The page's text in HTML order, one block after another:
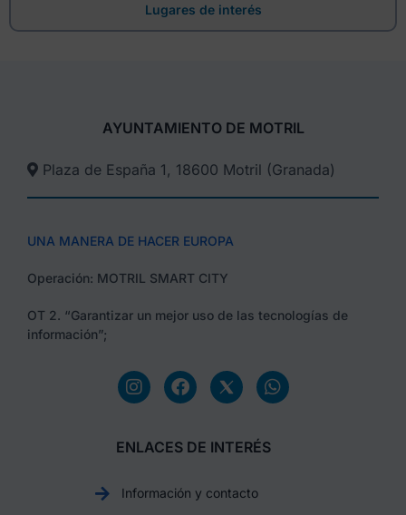
Lugares de interés
AYUNTAMIENTO DE MOTRIL
Plaza de España 1, 18600 Motril (Granada)​
UNA MANERA DE HACER EUROPA
Operación: MOTRIL SMART CITY
OT 2. “Garantizar un mejor uso de las tecnologías de
información”;
ENLACES DE INTERÉS
Información y contacto